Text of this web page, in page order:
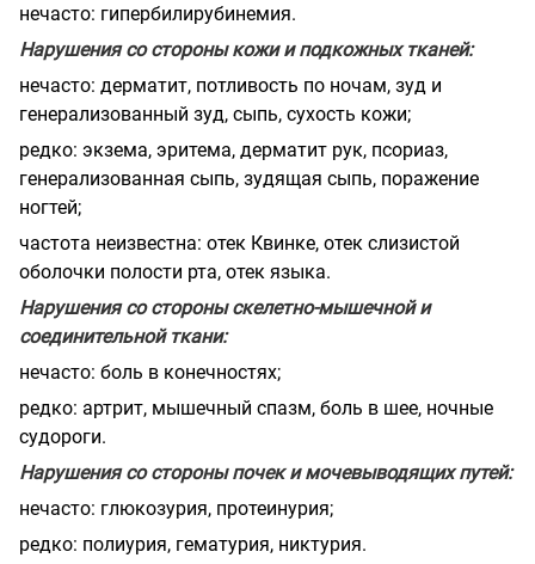
нечасто: гипербилирубинемия.
Нарушения со стороны кожи и подкожных тканей:
нечасто: дерматит, потливость по ночам, зуд и
генерализованный зуд, сыпь, сухость кожи;
редко: экзема, эритема, дерматит рук, псориаз,
генерализованная сыпь, зудящая сыпь, поражение
ногтей;
частота неизвестна: отек Квинке, отек слизистой
оболочки полости рта, отек языка.
Нарушения со стороны скелетно-мышечной и
соединительной ткани:
нечасто: боль в конечностях;
редко: артрит, мышечный спазм, боль в шее, ночные
судороги.
Нарушения со стороны почек и мочевыводящих путей:
нечасто: глюкозурия, протеинурия;
редко: полиурия, гематурия, никтурия.